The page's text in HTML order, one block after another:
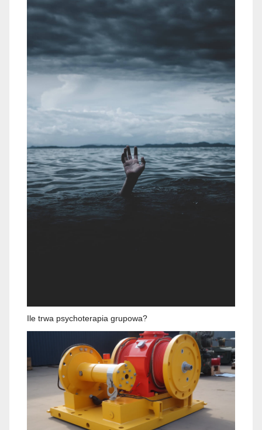
Ile trwa psychoterapia grupowa?